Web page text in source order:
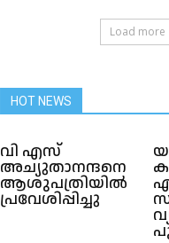
Load more
HOT NEWS
വി എസ്
അച്യുതാനന്ദനെ
ആശുപത്രിയിൽ
പ്രവേശിപ്പിച്ചു